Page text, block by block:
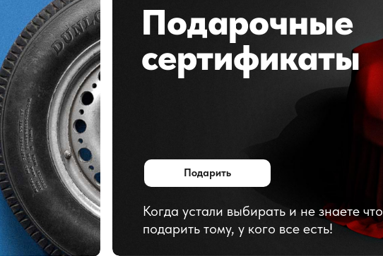
Подарочные
сертификаты
Когда устали выбирать и не знаете что
подарить тому, у кого все есть!
Подарить